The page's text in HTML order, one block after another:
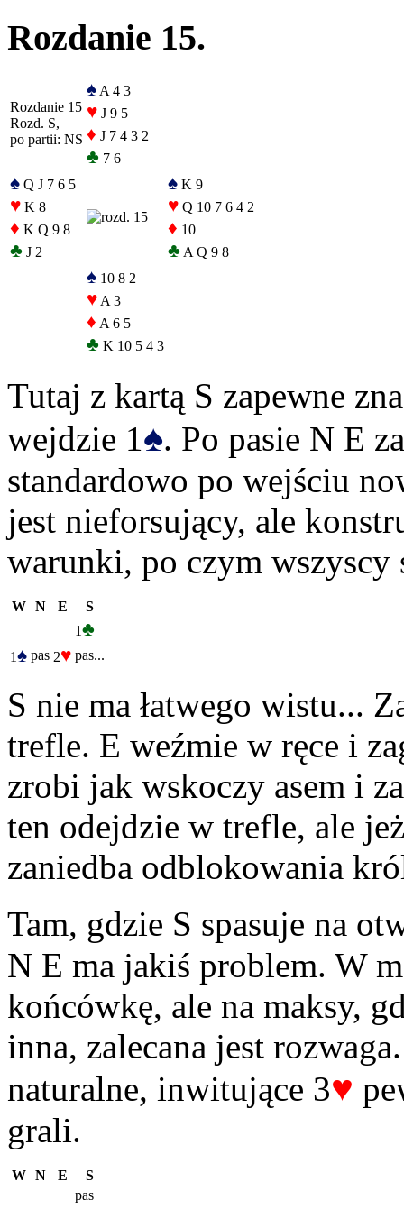
Rozdanie 15.
Rozdanie 15
Rozd. S,
po partii: NS
♠ A 4 3
♥ J 9 5
♦ J 7 4 3 2
♣ 7 6
♠ Q J 7 6 5
♥ K 8
♦ K Q 9 8
♣ J 2
♠ K 9
♥ Q 10 7 6 4 2
♦ 10
♣ A Q 9 8
♠ 10 8 2
♥ A 3
♦ A 6 5
♣ K 10 5 4 3
Tutaj z kartą S zapewne
wejdzie 1 ♠. Po pasie N E
standardowo po wejściu
jest nieforsujący, ale
warunki, po czym wszyscy
W N E
S
1♣
1♠ pas 2♥ pas...
S nie ma łatwego wistu...
trefle. E weźmie w ręce i
zrobi jak wskoczy asem i
ten odejdzie w trefle, ale
zaniedba odblokowania
Tam, gdzie S spasuje na
N E ma jakiś problem. W
końcówkę, ale na maksy,
inna, zalecana jest
naturalne, inwitujące 3♥
grali.
W N E
S
pas